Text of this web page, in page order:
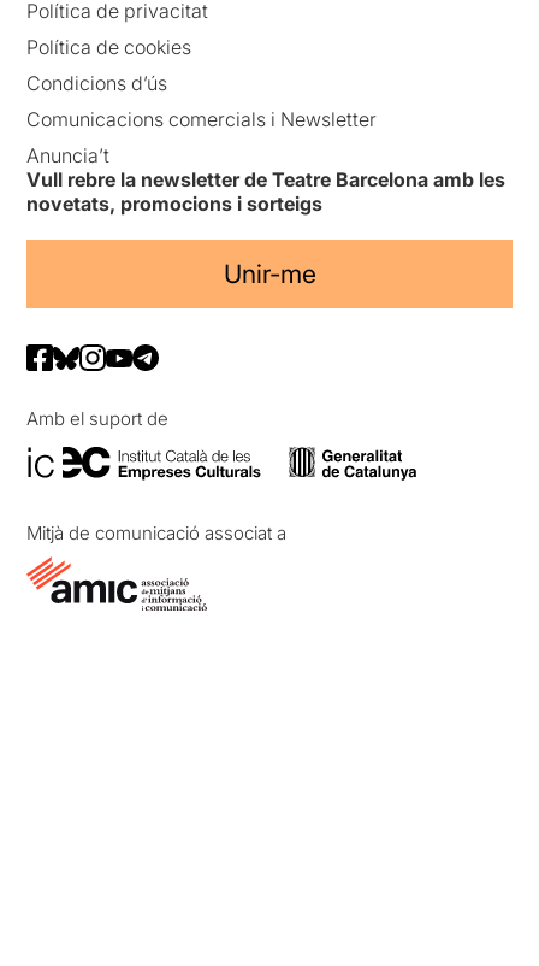
Política de privacitat
Política de cookies
Condicions d’ús
Comunicacions comercials i Newsletter
Anuncia’t
Vull rebre la newsletter de Teatre Barcelona amb les
novetats, promocions i sorteigs
Unir-me
Amb el suport de
Mitjà de comunicació associat a